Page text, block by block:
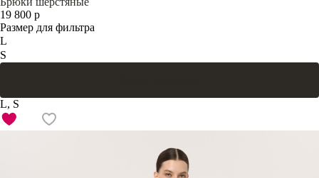
19 800 р
Размер для фильтра
L
S
L, S